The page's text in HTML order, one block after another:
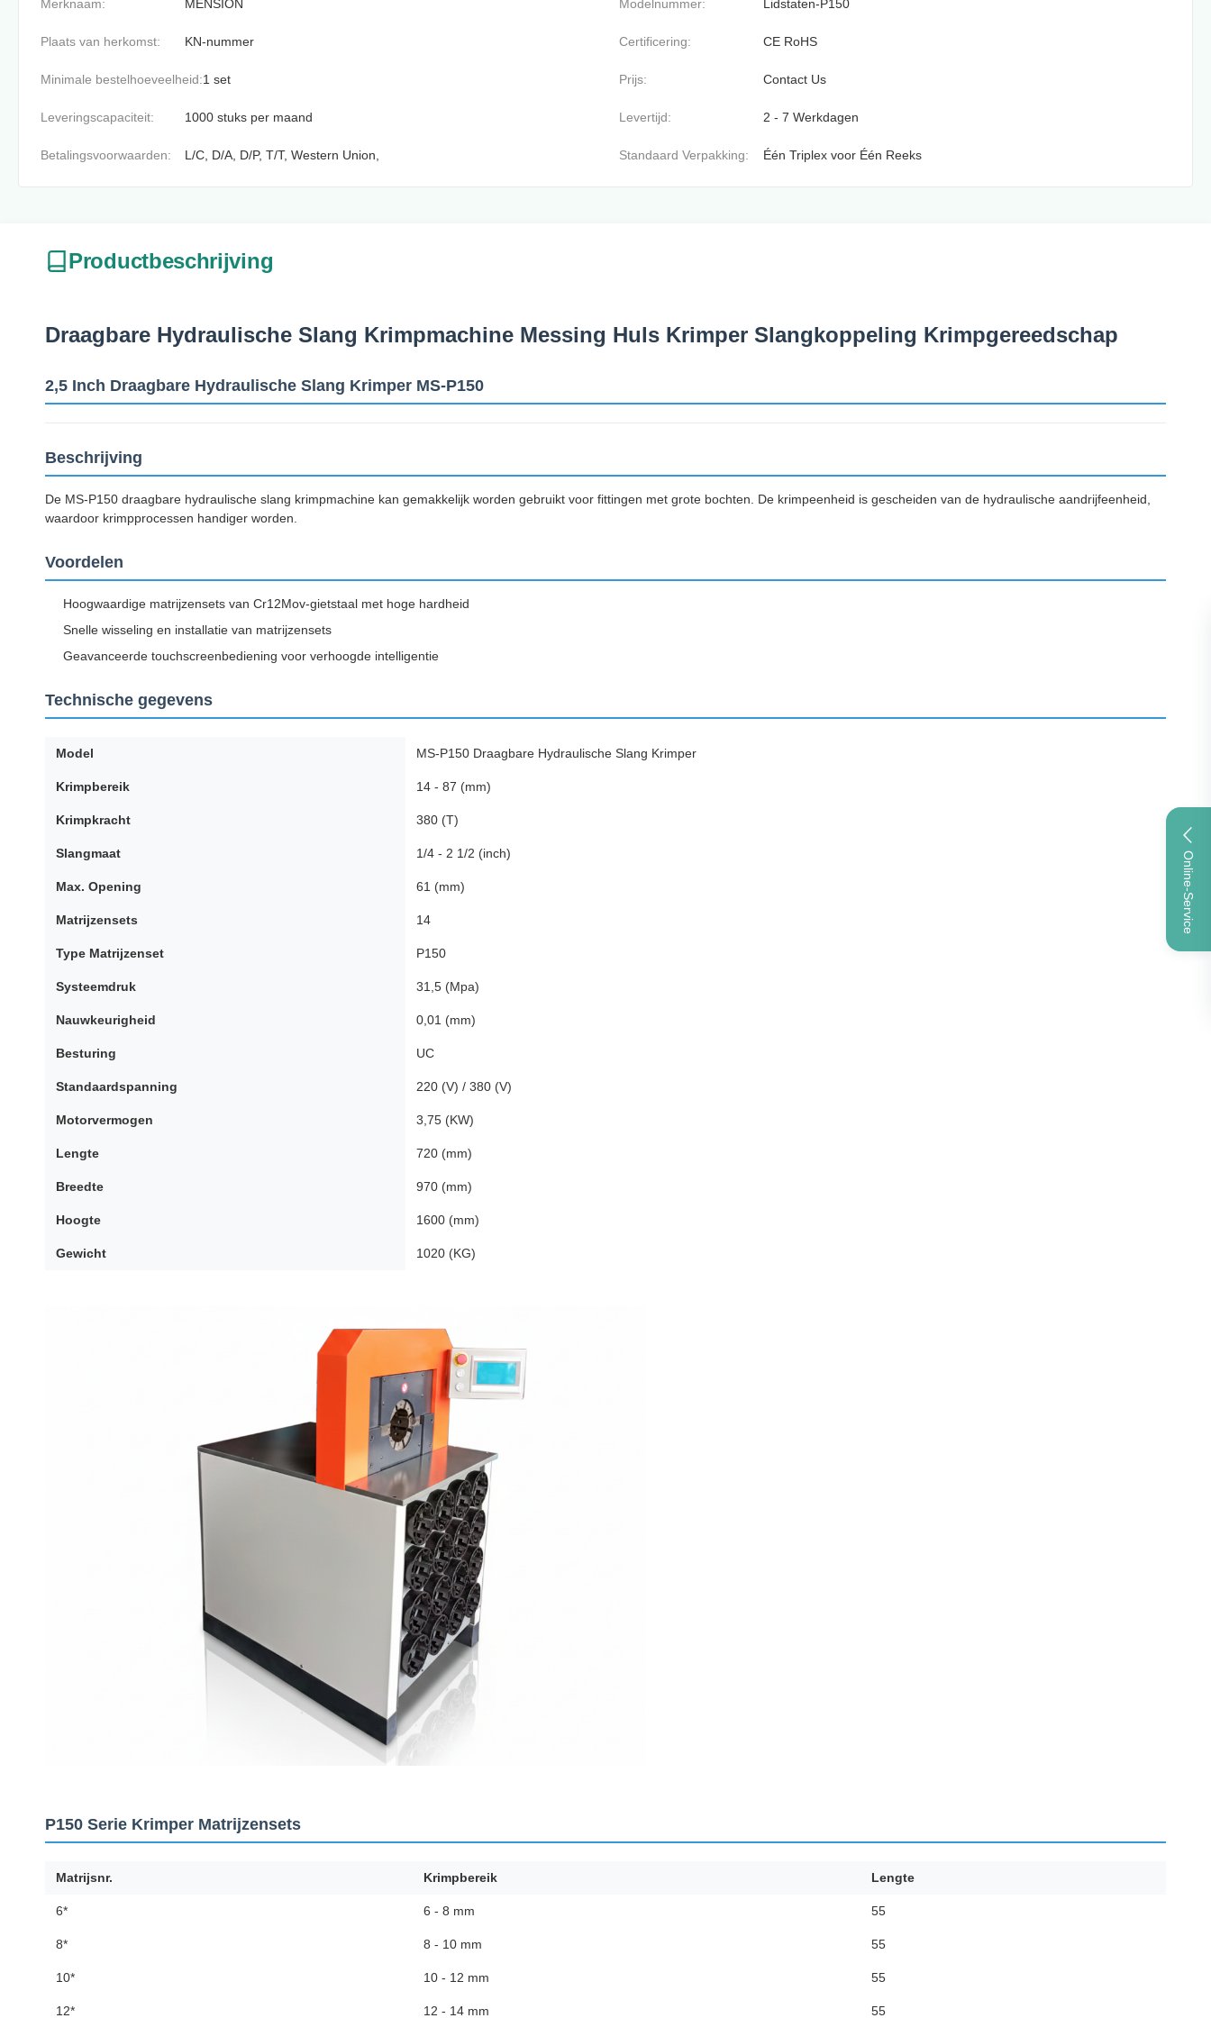
Online-Service
Merknaam: MENSION Modelnummer: Lidstaten-P150
Plaats van herkomst: KN-nummer Certificering: CE RoHS
Minimale bestelhoeveelheid:1 set Prijs: Contact Us
Leveringscapaciteit: 1000 stuks per maand Levertijd: 2 - 7 Werkdagen
Betalingsvoorwaarden: L/C, D/A, D/P, T/T, Western Union, Standaard Verpakking: Één Triplex voor Één Reeks
Productbeschrijving
Draagbare Hydraulische Slang Krimpmachine Messing Huls Krimper Slangkoppeling Krimpgereedschap
2,5 Inch Draagbare Hydraulische Slang Krimper MS-P150
Beschrijving
De MS-P150 draagbare hydraulische slang krimpmachine kan gemakkelijk worden gebruikt voor fittingen met grote bochten. De krimpeenheid is gescheiden van de hydraulische aandrijfeenheid,
waardoor krimpprocessen handiger worden.
Voordelen
Hoogwaardige matrijzensets van Cr12Mov-gietstaal met hoge hardheid
Snelle wisseling en installatie van matrijzensets
Geavanceerde touchscreenbediening voor verhoogde intelligentie
Technische gegevens
Model MS-P150 Draagbare Hydraulische Slang Krimper
Krimpbereik 14 - 87 (mm)
Krimpkracht 380 (T)
Slangmaat 1/4 - 2 1/2 (inch)
Max. Opening 61 (mm)
Matrijzensets 14
Type Matrijzenset P150
Systeemdruk 31,5 (Mpa)
Nauwkeurigheid 0,01 (mm)
Besturing UC
Standaardspanning 220 (V) / 380 (V)
Motorvermogen 3,75 (KW)
Lengte 720 (mm)
Breedte 970 (mm)
Hoogte 1600 (mm)
Gewicht 1020 (KG)
P150 Serie Krimper Matrijzensets
Matrijsnr. Krimpbereik Lengte
6* 6 - 8 mm 55
8* 8 - 10 mm 55
10* 10 - 12 mm 55
12* 12 - 14 mm 55